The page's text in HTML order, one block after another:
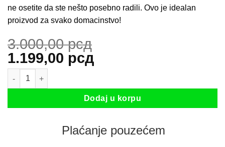
ne osetite da ste nešto posebno radili. Ovo je idealan
proizvod za svako domacinstvo!
3.000,00рсд
Originalna
cena
je
3.000,00 рсд.
1.199,00 рсдTrenutna
cena
je:
1.199,00 рсд.
Moćna četka za pranje čaša količina
Dodaj u korpu
Plaćanje pouzećem